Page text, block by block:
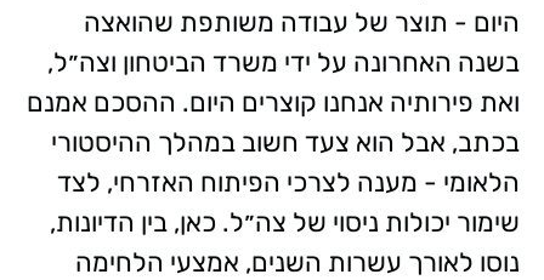
היום - תוצר של עבודה משותפת שהואצה
בשנה האחרונה על ידי משרד הביטחון וצה״ל,
ואת פירותיה אנחנו קוצרים היום. ההסכם אמנם
בכתב, אבל הוא צעד חשוב במהלך ההיסטורי
הלאומי - מענה לצרכי הפיתוח האזרחי, לצד
שימור יכולות ניסוי של צה״ל. כאן, בין הדיונות,
נוסו לאורך עשרות השנים, אמצעי הלחימה